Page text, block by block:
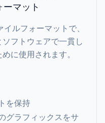
マット
ルフォーマットで、
フトウェアで一貫し
に使用されます。
を保持
グラフィックスをサ